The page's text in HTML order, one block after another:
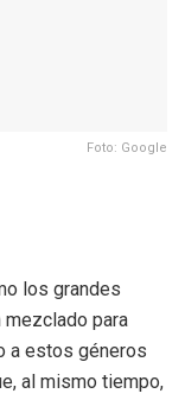
Foto: Google
los grandes
mezclado para
a estos géneros
al mismo tiempo,